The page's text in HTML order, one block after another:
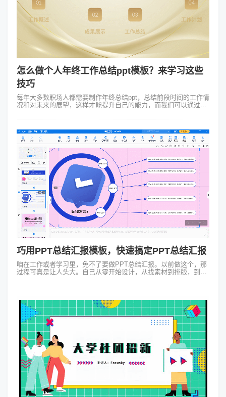
怎么做个人年终工作总结ppt模板？来学习这些
技巧
每年大多数职场人都需要制作年终总结ppt，总结前段时间的工作情
况和对未来的展望，这样才能提升自己的能力，而我们可以通过一
巧用PPT总结汇报模板，快速搞定PPT总结汇报
咱在工作或者学习里，免不了要做PPT总结汇报。以前做这个，那
过程可真是让人头大。自己从零开始设计，从找素材到排版，到处